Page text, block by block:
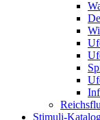
Stimuli-